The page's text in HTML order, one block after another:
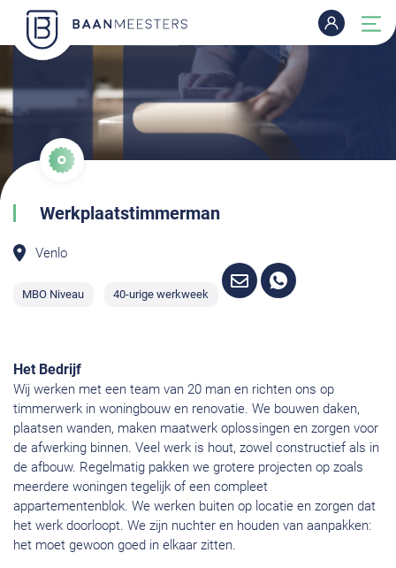
Werkplaatstimmerman
Venlo
MBO Niveau 40-urige werkweek
Het Bedrijf
Wij werken met een team van 20 man en richten ons op
timmerwerk in woningbouw en renovatie. We bouwen daken,
plaatsen wanden, maken maatwerk oplossingen en zorgen voor
de afwerking binnen. Veel werk is hout, zowel constructief als in
de afbouw. Regelmatig pakken we grotere projecten op zoals
meerdere woningen tegelijk of een compleet
appartementenblok. We werken buiten op locatie en zorgen dat
het werk doorloopt. We zijn nuchter en houden van aanpakken:
het moet gewoon goed in elkaar zitten.